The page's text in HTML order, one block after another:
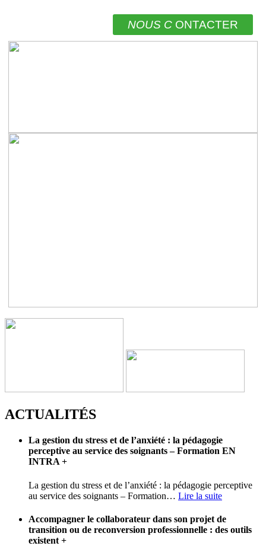
NOUS C ONTACTER
ACTUALITÉS
La gestion du stress et de l’anxiété : la pédagogie
perceptive au service des soignants – Formation EN
INTRA+
La gestion du stress et de l’anxiété : la pédagogie perceptive
au service des soignants – Formation… Lire la suite
Accompagner le collaborateur dans son projet de
transition ou de reconversion professionnelle : des outils
existent +